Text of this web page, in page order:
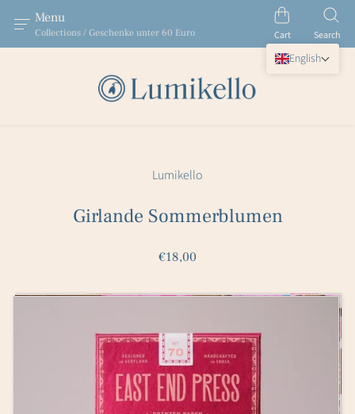
Menu
Collections / Geschenke unter 60 Euro Cart Search
Lumikello
Girlande Sommerblumen
€18,00
English